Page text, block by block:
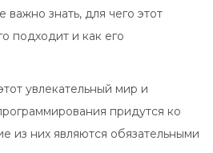
важно знать, для чего этот
подходит и как его
увлекательный мир и
придутся ко
из них являются обязательными